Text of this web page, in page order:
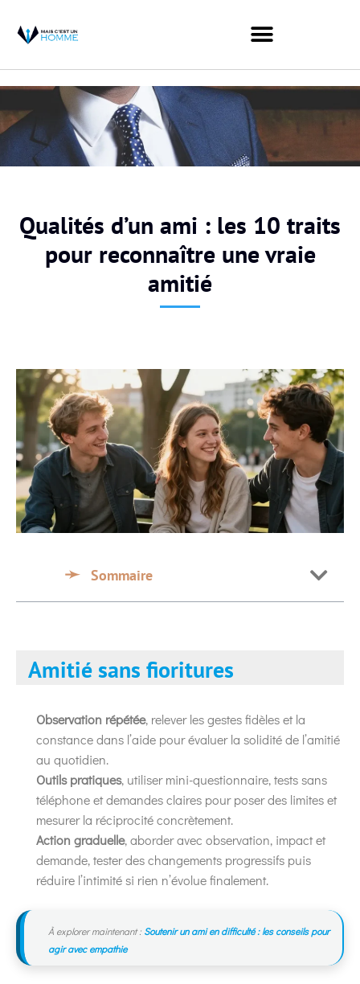
Qualités d’un ami : les 10 traits
pour reconnaître une vraie
amitié
Sommaire
Amitié sans fioritures
Observation répétée, relever les gestes fidèles et la
constance dans l’aide pour évaluer la solidité de l’amitié
au quotidien.
Outils pratiques, utiliser mini-questionnaire, tests sans
téléphone et demandes claires pour poser des limites et
mesurer la réciprocité concrètement.
Action graduelle, aborder avec observation, impact et
demande, tester des changements progressifs puis
réduire l’intimité si rien n’évolue finalement.
À explorer maintenant : Soutenir un ami en difficulté : les conseils pour
agir avec empathie